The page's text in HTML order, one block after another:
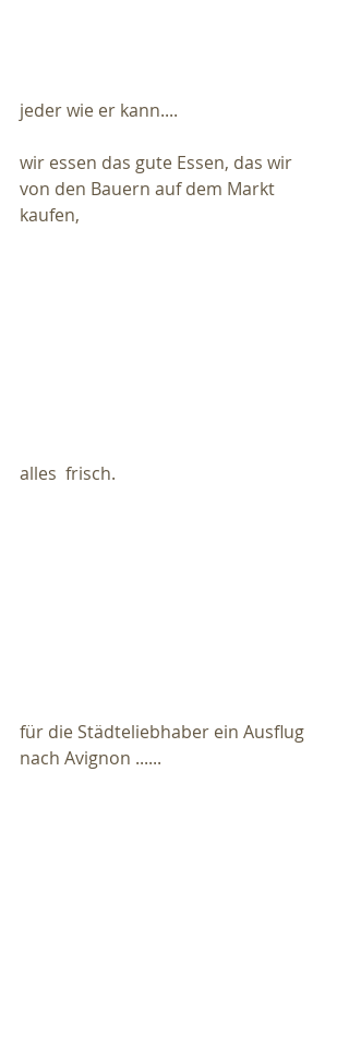
jeder wie er kann....
wir essen das gute Essen, das wir
von den Bauern auf dem Markt
kaufen,
alles  frisch.
für die Städteliebhaber ein Ausflug
nach Avignon ......